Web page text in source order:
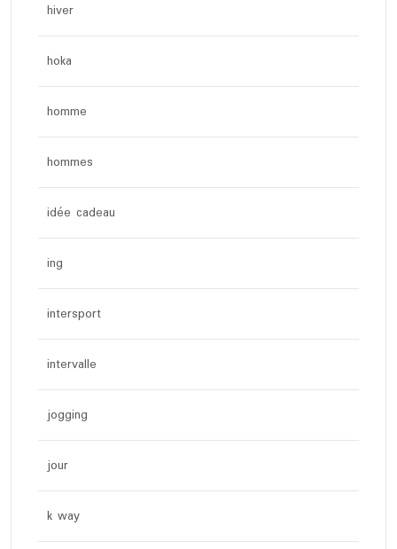
hiver
hoka
homme
hommes
idée cadeau
ing
intersport
intervalle
jogging
jour
k way